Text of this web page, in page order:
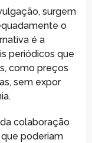
surgem
o
é a
periódicos que
como preços
sem expor
colaboração
poderiam